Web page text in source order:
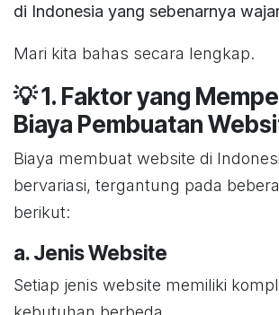
di Indonesia yang sebenarnya
Mari kita bahas secara lengkap.
💡 1. Faktor yang
Biaya Pembuatan
Biaya membuat website di
bervariasi, tergantung pada
berikut:
a. Jenis Website
Setiap jenis website memiliki